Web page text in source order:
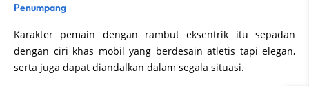
Penumpang
Karakter pemain dengan rambut eksentrik itu sepadan
dengan ciri khas mobil yang berdesain atletis tapi elegan,
serta juga dapat diandalkan dalam segala situasi.